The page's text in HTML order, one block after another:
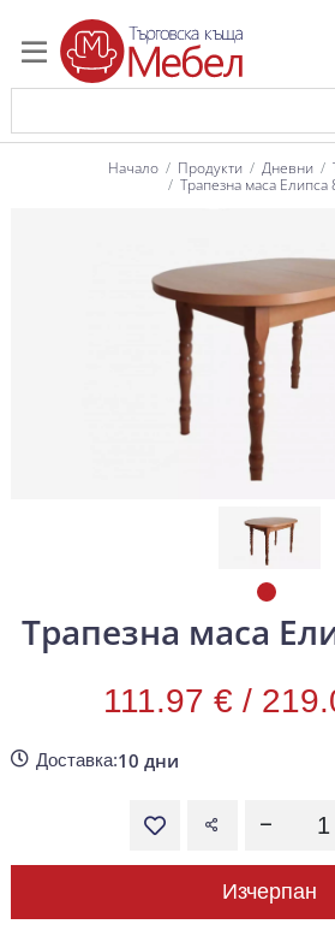
Начало Продукти Дневни
Трапезна маса Елипса
Трапезна маса
111.97 € /
Доставка:10 дни
Изчерпан